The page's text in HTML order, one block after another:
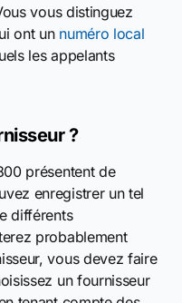
vous distinguez
ont un numéro local
les appelants
?
présentent de
enregistrer un tel
différents
probablement
vous devez faire
un fournisseur